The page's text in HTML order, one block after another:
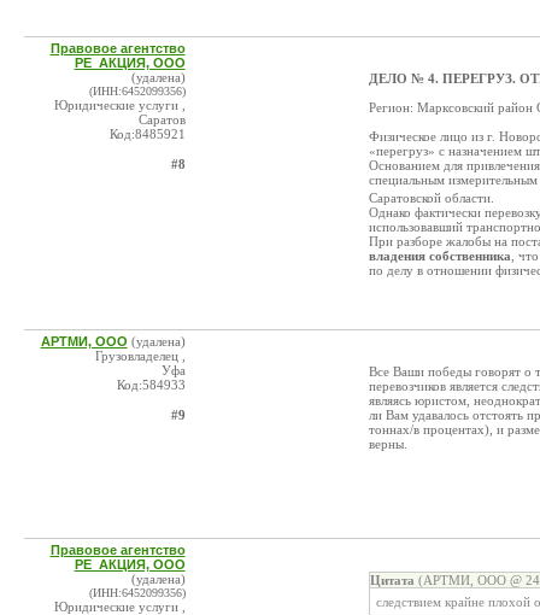
Правовое агентство
РЕ_АКЦИЯ, ООО
(удалена)
(ИНН:6452099356)
Юридические услуги ,
Саратов
Код:8485921
#8
ДЕЛО № 4. ПЕРЕГРУЗ.
Регион: Марксовский
Физическое лицо из г.
«перегруз» с назначением
Основанием для
специальным
Саратовской области.
Однако фактически
использовавший
При разборе жалобы на
владения собственника ,
по делу в отношении
АРТМИ, ООО (удалена)
Грузовладелец ,
Уфа
Код:584933
#9
Все Ваши победы говорят о
перевозчиков является
являясь юристом,
ли Вам удавалось отстоять
тоннах/в процентах), и
верны.
Правовое агентство
РЕ_АКЦИЯ, ООО
(удалена)
(ИНН:6452099356)
Юридические услуги ,
Цитата (АРТМИ, ООО @
следствием крайне плохой